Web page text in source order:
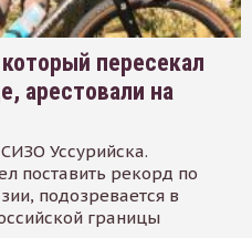
пересекал
арестовали на
Уссурийска.
поставить рекорд по
подозревается в
границы